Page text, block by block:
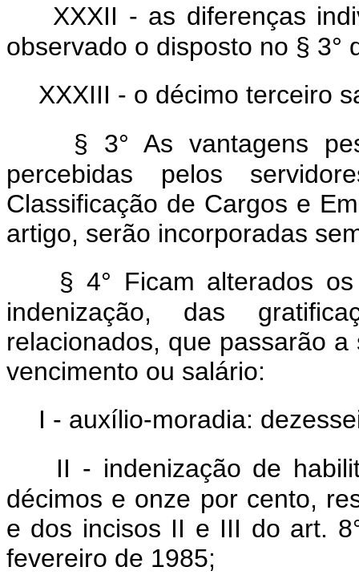
XXXII - as diferenças
observado o disposto no § 3°
XXXIII - o décimo terceiro
§ 3° As vantagens
percebidas pelos
Classificação de Cargos e
artigo, serão incorporadas
§ 4° Ficam alterados
indenização, das
relacionados, que passarão
vencimento ou salário:
I - auxílio-moradia:
II - indenização de
décimos e onze por cento,
e dos incisos II e III do art.
fevereiro de 1985;